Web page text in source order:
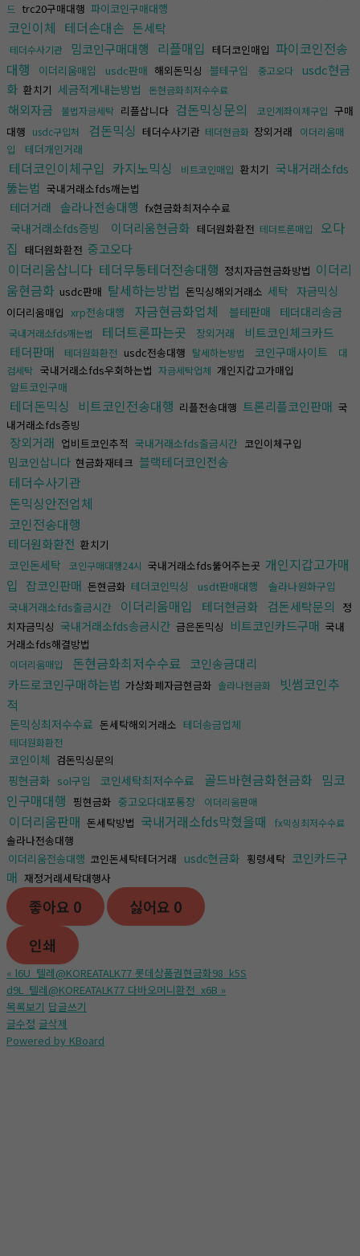
드
trc20구매대행 파이코인구매대행
코인이체 테더손대손 돈세탁
테더수사기관 밈코인구매대행 리플매입 테더코인매입 파이코인전송
대행
이더리움매입 usdc판매 해외돈믹싱 블테구입 중고오다
usdc현금
화 환치기 세금적게내는방법 돈현금화최저수수료
해외자금 불법자금세탁 리플삽니다 검돈믹싱문의 코인계좌이체구입 구매
대행 usdc구입처 검돈믹싱 테더수사기관 테더현금화 장외거래
이더리움매
입
테더개인거래
테더코인이체구입 카지노믹싱 비트코인매입 환치기 국내거래소fds
뚫는법 국내거래소fds깨는법
테더거래 솔라나전송대행 fx현금화최저수수료
국내거래소fds증빙 이더리움현금화 테더원화환전 테더트론매입
오다
집 태더원화환전 중고오다
이더리움삽니다 테더무통테더전송대행 정치자금현금화방법 이더리
움현금화 usdc판매 탈세하는방법 돈믹싱해외거래소 세탁 자금믹싱
이더리움매입 xrp전송대행 자금현금화업체 블테판매 테더대리송금
국내거래소fds깨는법 테더트론파는곳 장외거래
비트코인체크카드
테더판매
테더원화환전 usdc전송대행 탈세하는방법 코인구매사이트
대
검세탁 국내거래소fds우회하는법 자금세탁업체 개인지갑고가매입
알트코인구매
테더돈믹싱 비트코인전송대행 리플전송대행 트론리플코인판매 국
내거래소fds증빙
장외거래 업비트코인추적 국내거래소fds출금시간 코인이체구입
밈코인삽니다 현금화재테크 블랙테더코인전송
테더수사기관
돈믹싱안전업체
코인전송대행
테더원화환전 환치기
코인돈세탁 코인구매대행24시 국내거래소fds뚫어주는곳 개인지갑고가매
입
잡코인판매 돈현금화 테더코인믹싱 usdt판매대행
솔라나원화구입
국내거래소fds출금시간
이더리움매입 테더현금화 검돈세탁문의
정
치자금믹싱 국내거래소fds송금시간 금은돈믹싱 비트코인카드구매 국내
거래소fds해결방법
이더리움매입 돈현금화최저수수료 코인송금대리
카드로코인구매하는법 가상화폐자금현금화 솔라나현금화
빗썸코인추
적
돈믹싱최저수수료 돈세탁해외거래소 테더송금업체
테더원화환전
코인이체 검돈믹싱문의
핑현금화 sol구입 코인세탁최저수수료 골드바현금화현금화 밈코
인구매대행 핑현금화 중고오다대포통장 이더리움판매
이더리움판매 돈세탁방법 국내거래소fds막혔을때 fx믹싱최저수수료
솔라나전송대행
이더리움전송대행 코인돈세탁테더거래 usdc현금화 횡령세탁 코인카드구
매 재정거래세탁대행사
좋아요 0 싫어요 0
인쇄
« l6U_텔레@KOREATALK77 롯데상품권현금화98_k5S
d9L_텔레@KOREATALK77 다바오머니환전_x6B »
목록보기 답글쓰기
글수정 글삭제
Powered by KBoard